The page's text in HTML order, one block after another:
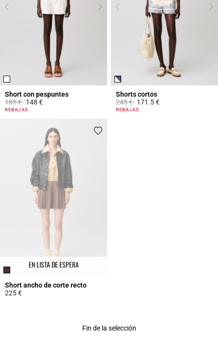
Short con pespuntes
Price reduced from
185 €to148 €
3,1 out of 5 Customer Rating
REBAJAS
Shorts cortos
Price reduced from
245 €to171.5 €
4,1 out of 5 Customer Rating
REBAJAS
EN LISTA DE ESPERA
Short ancho de corte recto
225 €
Fin de la selección